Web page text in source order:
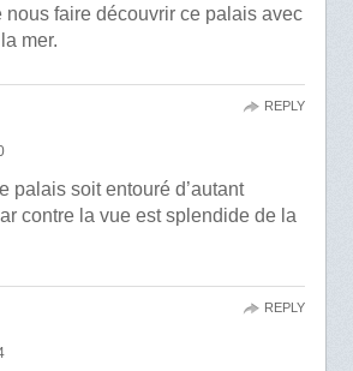
nous faire découvrir ce palais avec
mer.
palais soit entouré d’autant
contre la vue est splendide de la
REPLY
REPLY